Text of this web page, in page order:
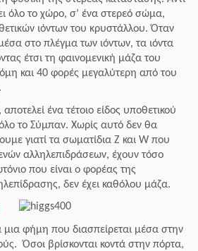
όλο το χώρο, σ’ ένα στερεό σώμα,
ιόντων του κρυστάλλου. Όταν
μέσα στο πλέγμα των ιόντων, τα ιόντα
έτσι τη φαινομενική μάζα του
και 40 φορές μεγαλύτερη από του
ένα τέτοιο είδος υποθετικού
το Σύμπαν. Χωρίς αυτό δεν θα
γιατί τα σωματίδια Z και W που
αλληλεπιδράσεων, έχουν τόσο
που είναι ο φορέας της
δεν έχει καθόλου μάζα.
φήμη που διασπείρεται μέσα στην
Όσοι βρίσκονται κοντά στην πόρτα,